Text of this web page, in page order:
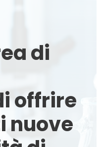
di
offrire
nuove